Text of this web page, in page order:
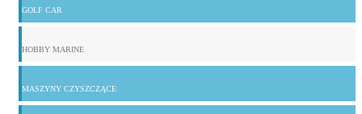
GOLF CAR
HOBBY MARINE
MASZYNY CZYSZCZĄCE